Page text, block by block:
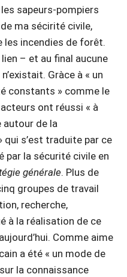
les sapeurs-pompiers
ma sécirité civile,
les incendies de forêt.
– et au final aucune
Gràce à « un
constants » comme le
ont réussi « à
autour de la
s’est traduite par ce
par la sécurité civile en
générale. Plus de
groupes de travail
recherche,
à la réalisation de ce
Comme aime
a été « un mode de
la connaissance